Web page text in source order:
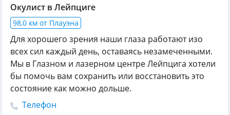
Окулист в Лейпциге
98,0 км от Плауэна
Для хорошего зрения наши глаза работают изо
всех сил каждый день, оставаясь незамеченными.
Мы в Глазном и лазерном центре Лейпцига хотели
бы помочь вам сохранить или восстановить это
состояние как можно дольше.
Телефон